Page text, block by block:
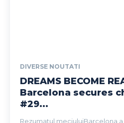
DIVERSE NOUTATI
DREAMS BECOME
Barcelona secures
#29...
Rezumatul meciuluiBarcelona